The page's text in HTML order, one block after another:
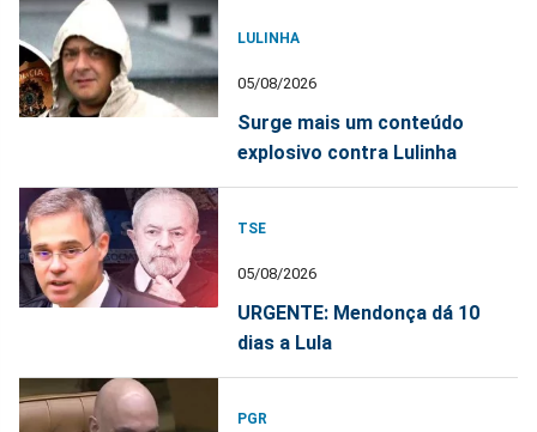
LULINHA
05/08/2026
Surge mais um conteúdo
explosivo contra Lulinha
TSE
05/08/2026
URGENTE: Mendonça dá 10
dias a Lula
PGR